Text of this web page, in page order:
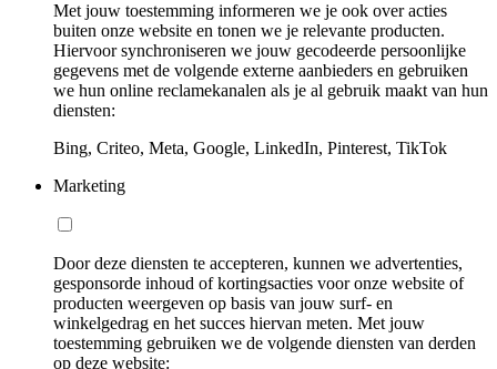
Met jouw toestemming informeren we je ook over acties
buiten onze website en tonen we je relevante producten.
Hiervoor synchroniseren we jouw gecodeerde persoonlijke
gegevens met de volgende externe aanbieders en gebruiken
we hun online reclamekanalen als je al gebruik maakt van hun
diensten:
Bing, Criteo, Meta, Google, LinkedIn, Pinterest, TikTok
Marketing
Door deze diensten te accepteren, kunnen we advertenties,
gesponsorde inhoud of kortingsacties voor onze website of
producten weergeven op basis van jouw surf- en
winkelgedrag en het succes hiervan meten. Met jouw
toestemming gebruiken we de volgende diensten van derden
op deze website: